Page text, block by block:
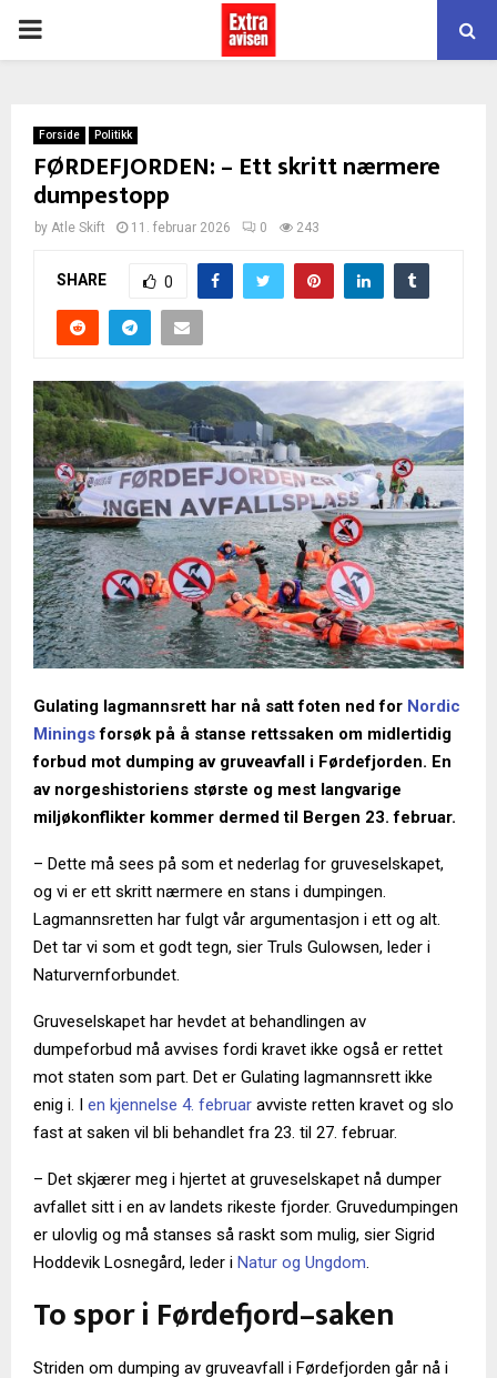
PRIMARY
Forside Politikk
FØRDEFJORDEN: – Ett skritt nærmere
dumpestopp
by Atle Skift 11. februar 2026 0 243
SHARE 0
Gulating lagmannsrett har nå satt foten ned for Nordic
Miningsforsøk på å stanse rettssaken om midlertidig
forbud mot dumping av gruveavfall i Førdefjorden. En
av norgeshistoriens største og mest langvarige
miljøkonflikter kommer dermed til Bergen 23. februar.
– Dette må sees på som et nederlag for gruveselskapet,
og vi er ett skritt nærmere en stans i dumpingen.
Lagmannsretten har fulgt vår argumentasjon i ett og alt.
Det tar vi som et godt tegn, sier Truls Gulowsen, leder i
Naturvernforbundet.
Gruveselskapet har hevdet at behandlingen av
dumpeforbud må avvises fordi kravet ikke også er rettet
mot staten som part. Det er Gulating lagmannsrett ikke
enig i. I en kjennelse 4. februar avviste retten kravet og slo
fast at saken vil bli behandlet fra 23. til 27. februar.
– Det skjærer meg i hjertet at gruveselskapet nå dumper
avfallet sitt i en av landets rikeste fjorder. Gruvedumpingen
er ulovlig og må stanses så raskt som mulig, sier Sigrid
Hoddevik Losnegård, leder i Natur og Ungdom.
To spor i Førdefjord–saken
Striden om dumping av gruveavfall i Førdefjorden går nå i